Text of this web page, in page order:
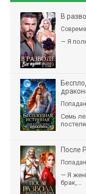
В
— Я
Семь
После
— Я
брак,...